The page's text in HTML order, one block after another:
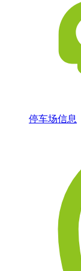
停车场信息